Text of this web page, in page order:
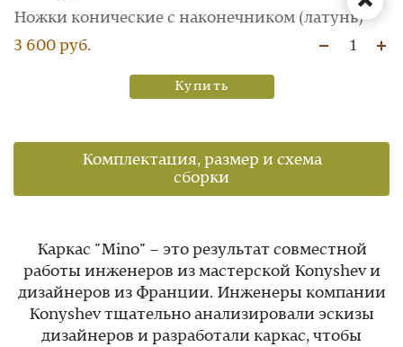
Ножки конические с наконечником (латунь)
3 600 руб.
1
Купить
Комплектация, размер и схема
сборки
Каркас "Mino" – это результат совместной
работы инженеров из мастерской Konyshev и
дизайнеров из Франции. Инженеры компании
Konyshev тщательно анализировали эскизы
дизайнеров и разработали каркас, чтобы